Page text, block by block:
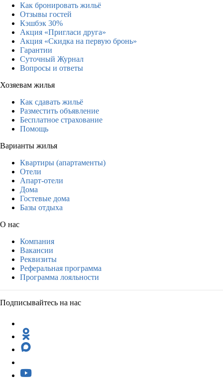
Как бронировать жильё
Отзывы гостей
Кэшбэк 30%
Акция «Пригласи друга»
Акция «Скидка на первую бронь»
Гарантии
Суточный Журнал
Вопросы и ответы
Хозяевам жилья
Как сдавать жильё
Разместить объявление
Бесплатное страхование
Помощь
Варианты жилья
Квартиры (апартаменты)
Отели
Апарт-отели
Дома
Гостевые дома
Базы отдыха
О нас
Компания
Вакансии
Реквизиты
Реферальная программа
Программа лояльности
Подписывайтесь на нас